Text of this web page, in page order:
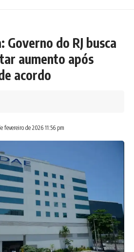
Governo do RJ busca
aumento após
acordo
fevereiro de 2026 11:56 pm